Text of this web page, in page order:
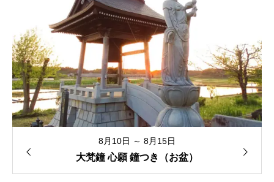
8月10日 ～ 8月15日
大梵鐘 心願 鐘つき（お盆）